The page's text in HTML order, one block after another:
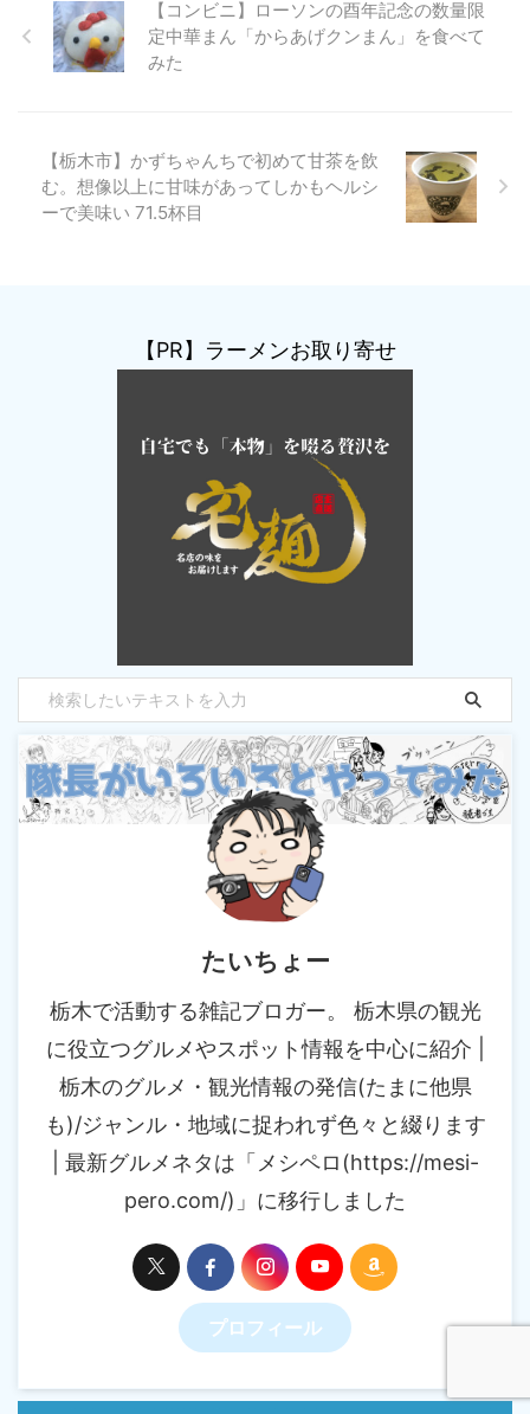
【コンビニ】ローソンの酉年記念の数量限
定中華まん「からあげクンまん」を食べて
みた
【栃木市】かずちゃんちで初めて甘茶を飲
む。想像以上に甘味があってしかもヘルシ
ーで美味い 71.5杯目
【PR】ラーメンお取り寄せ
たいちょー
栃木で活動する雑記ブロガー。 栃木県の観光
に役立つグルメやスポット情報を中心に紹介 |
栃木のグルメ・観光情報の発信(たまに他県
も)/ジャンル・地域に捉われず色々と綴ります
| 最新グルメネタは「メシペロ(https://mesi-
pero.com/)」に移行しました
プロフィール